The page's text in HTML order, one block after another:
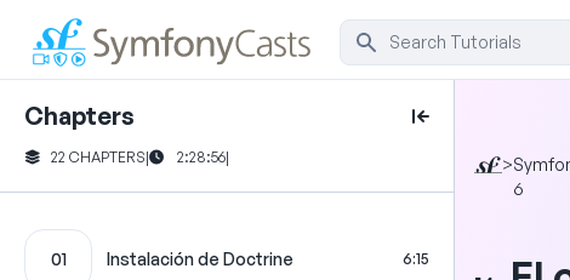
Chapters
22 CHAPTERS| 2:28:56|
01 Instalación de Doctrine 6:15
>
6